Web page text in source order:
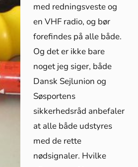
med redningsveste og
en VHF radio, og bør
forefindes på alle både.
Og det er ikke bare
noget jeg siger, både
Dansk Sejlunion og
Søsportens
sikkerhedsråd anbefaler
at alle både udstyres
med de rette
nødsignaler. Hvilke